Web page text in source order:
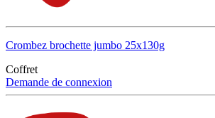
Crombez brochette jumbo 25x130g
Coffret
Demande de connexion